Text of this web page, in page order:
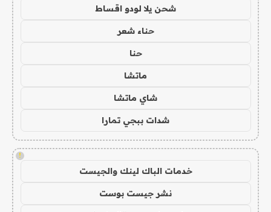
شحن يلا لودو اقساط
حناء شعر
حنا
ماتشا
شاي ماتشا
شدات ببجي تمارا
!
خدمات الباك لينك والجيست
نشر جيست بوست